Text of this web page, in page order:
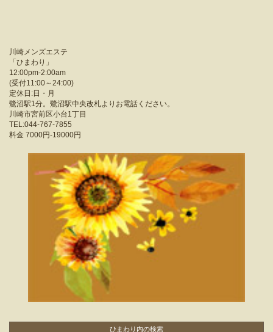
川崎メンズエステ
「ひまわり 」
12:00pm-2:00am
(受付11:00～24:00)
定休日:日・月
鷺沼駅1分。鷺沼駅中央改札よりお電話ください。
川崎市宮前区小台1丁目
TEL:044-767-7855
料金 7000円-19000円
ひまわり内の検索